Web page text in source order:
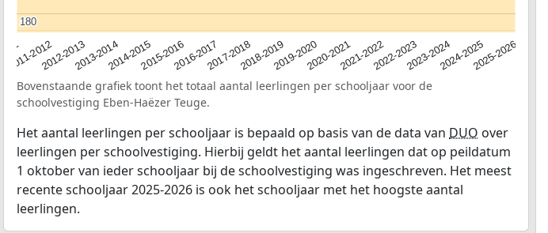
2011-20122012-20132013-20142014-20152015-20162016-20172017-20182018-20192019-20202020-20212021-20222022-20232023-20242024-20252025-2026
180
180
Bovenstaande grafiek toont het totaal aantal leerlingen per schooljaar voor de
schoolvestiging Eben-Haëzer Teuge.
Het aantal leerlingen per schooljaar is bepaald op basis van de data van DUO over
leerlingen per schoolvestiging. Hierbij geldt het aantal leerlingen dat op peildatum
1 oktober van ieder schooljaar bij de schoolvestiging was ingeschreven. Het meest
recente schooljaar 2025-2026 is ook het schooljaar met het hoogste aantal
leerlingen.